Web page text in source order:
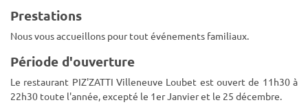
Prestations
Nous vous accueillons pour tout événements familiaux.
Période d'ouverture
Le restaurant PIZ'ZATTI Villeneuve Loubet est ouvert de 11h30 à
22h30 toute l'année, excepté le 1er Janvier et le 25 décembre.